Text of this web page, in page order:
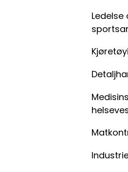
Ledelse